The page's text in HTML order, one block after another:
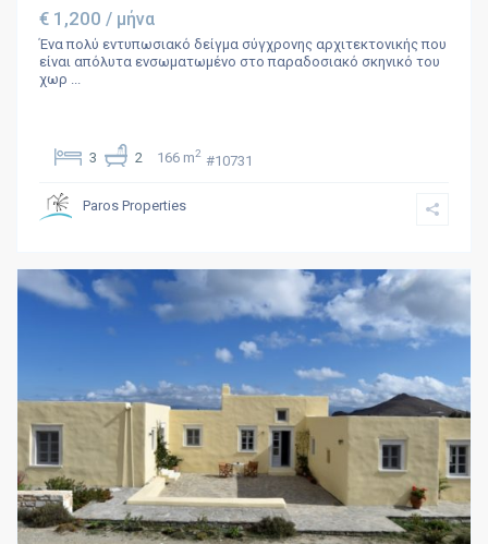
€ 1,200 / μήνα
Ένα πολύ εντυπωσιακό δείγμα σύγχρονης αρχιτεκτονικής που
είναι απόλυτα ενσωματωμένο στο παραδοσιακό σκηνικό του
χωρ
3 2 166 m2 #10731
Paros Properties